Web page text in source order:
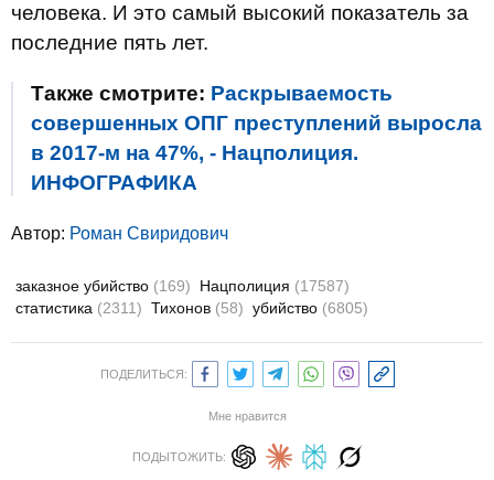
человека. И это самый высокий показатель за
последние пять лет.
Также смотрите: Раскрываемость
совершенных ОПГ преступлений выросла
в 2017-м на 47%, - Нацполиция.
ИНФОГРАФИКА
Автор: Роман Свиридович
заказное убийство (169) Нацполиция (17587)
статистика (2311) Тихонов (58) убийство (6805)
ПОДЕЛИТЬСЯ:
Мне нравится
ПОДЫТОЖИТЬ: